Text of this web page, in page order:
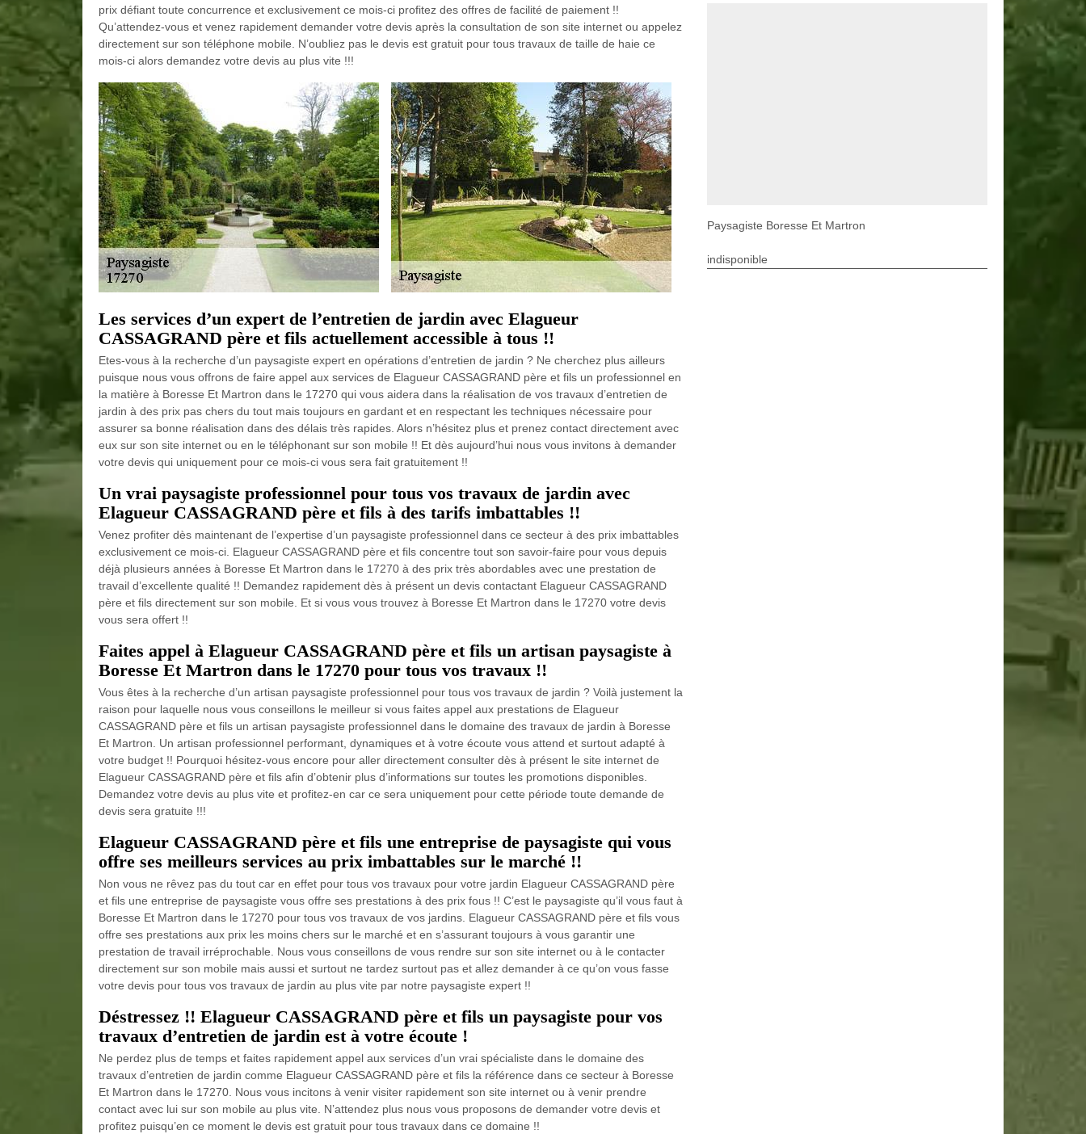
prix défiant toute concurrence et exclusivement ce mois-ci profitez des offres de facilité de paiement !!
Qu’attendez-vous et venez rapidement demander votre devis après la consultation de son site internet ou appelez
directement sur son téléphone mobile. N’oubliez pas le devis est gratuit pour tous travaux de taille de haie ce
mois-ci alors demandez votre devis au plus vite !!!
Les services d’un expert de l’entretien de jardin avec Elagueur
CASSAGRAND père et fils actuellement accessible à tous !!
Etes-vous à la recherche d’un paysagiste expert en opérations d’entretien de jardin ? Ne cherchez plus ailleurs
puisque nous vous offrons de faire appel aux services de Elagueur CASSAGRAND père et fils un professionnel en
la matière à Boresse Et Martron dans le 17270 qui vous aidera dans la réalisation de vos travaux d’entretien de
jardin à des prix pas chers du tout mais toujours en gardant et en respectant les techniques nécessaire pour
assurer sa bonne réalisation dans des délais très rapides. Alors n’hésitez plus et prenez contact directement avec
eux sur son site internet ou en le téléphonant sur son mobile !! Et dès aujourd’hui nous vous invitons à demander
votre devis qui uniquement pour ce mois-ci vous sera fait gratuitement !!
Un vrai paysagiste professionnel pour tous vos travaux de jardin avec
Elagueur CASSAGRAND père et fils à des tarifs imbattables !!
Venez profiter dès maintenant de l’expertise d’un paysagiste professionnel dans ce secteur à des prix imbattables
exclusivement ce mois-ci. Elagueur CASSAGRAND père et fils concentre tout son savoir-faire pour vous depuis
déjà plusieurs années à Boresse Et Martron dans le 17270 à des prix très abordables avec une prestation de
travail d’excellente qualité !! Demandez rapidement dès à présent un devis contactant Elagueur CASSAGRAND
père et fils directement sur son mobile. Et si vous vous trouvez à Boresse Et Martron dans le 17270 votre devis
vous sera offert !!
Faites appel à Elagueur CASSAGRAND père et fils un artisan paysagiste à
Boresse Et Martron dans le 17270 pour tous vos travaux !!
Vous êtes à la recherche d’un artisan paysagiste professionnel pour tous vos travaux de jardin ? Voilà justement la
raison pour laquelle nous vous conseillons le meilleur si vous faites appel aux prestations de Elagueur
CASSAGRAND père et fils un artisan paysagiste professionnel dans le domaine des travaux de jardin à Boresse
Et Martron. Un artisan professionnel performant, dynamiques et à votre écoute vous attend et surtout adapté à
votre budget !! Pourquoi hésitez-vous encore pour aller directement consulter dès à présent le site internet de
Elagueur CASSAGRAND père et fils afin d’obtenir plus d’informations sur toutes les promotions disponibles.
Demandez votre devis au plus vite et profitez-en car ce sera uniquement pour cette période toute demande de
devis sera gratuite !!!
Elagueur CASSAGRAND père et fils une entreprise de paysagiste qui vous
offre ses meilleurs services au prix imbattables sur le marché !!
Non vous ne rêvez pas du tout car en effet pour tous vos travaux pour votre jardin Elagueur CASSAGRAND père
et fils une entreprise de paysagiste vous offre ses prestations à des prix fous !! C’est le paysagiste qu’il vous faut à
Boresse Et Martron dans le 17270 pour tous vos travaux de vos jardins. Elagueur CASSAGRAND père et fils vous
offre ses prestations aux prix les moins chers sur le marché et en s’assurant toujours à vous garantir une
prestation de travail irréprochable. Nous vous conseillons de vous rendre sur son site internet ou à le contacter
directement sur son mobile mais aussi et surtout ne tardez surtout pas et allez demander à ce qu’on vous fasse
votre devis pour tous vos travaux de jardin au plus vite par notre paysagiste expert !!
Déstressez !! Elagueur CASSAGRAND père et fils un paysagiste pour vos
travaux d’entretien de jardin est à votre écoute !
Ne perdez plus de temps et faites rapidement appel aux services d’un vrai spécialiste dans le domaine des
travaux d’entretien de jardin comme Elagueur CASSAGRAND père et fils la référence dans ce secteur à Boresse
Et Martron dans le 17270. Nous vous incitons à venir visiter rapidement son site internet ou à venir prendre
contact avec lui sur son mobile au plus vite. N’attendez plus nous vous proposons de demander votre devis et
profitez puisqu’en ce moment le devis est gratuit pour tous travaux dans ce domaine !!
Paysagiste Boresse Et Martron
indisponible